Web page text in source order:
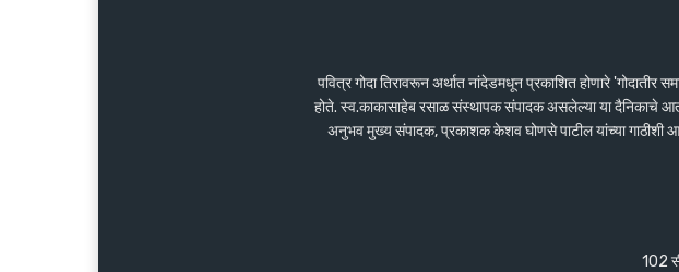
पवित्र गोदा तिरावरून अर्थात नांदेडमधून प्रकाशित होणारे
होते. स्व.काकासाहेब रसाळ संस्थापक संपादक असलेल्या या दैनिकाचे
अनुभव मुख्य संपादक, प्रकाशक केशव घोणसे पाटील यांच्या गाठीशी
102